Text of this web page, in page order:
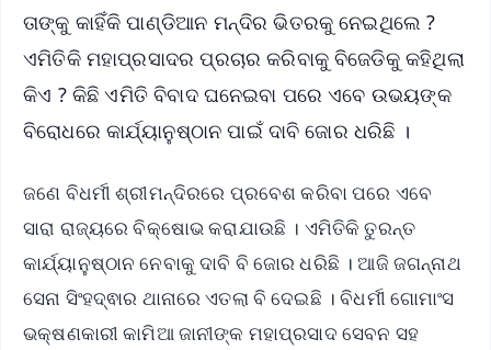
ତାଙ୍କୁ କାହିଁକି ପାଣ୍ଡିଆନ ମନ୍ଦିର ଭିତରକୁ ନେଇଥିଲେ ?
ଏମିତିକି ମହାପ୍ରସାଦର ପ୍ରଚାର କରିବାକୁ ବିଜେଡିକୁ କହିଥିଲା
କିଏ ? କିଛି ଏମିତି ବିବାଦ ଘନେଇବା ପରେ ଏବେ ଉଭୟଙ୍କ
ବିରୋଧରେ କାର୍ଯ୍ୟାନୁଷ୍ଠାନ ପାଇଁ ଦାବି ଜୋର ଧରିଛି ।
ଜଣେ ବିଧର୍ମୀ ଶ୍ରୀମନ୍ଦିରରେ ପ୍ରବେଶ କରିବା ପରେ ଏବେ
ସାରା ରାଜ୍ୟରେ ବିକ୍ଷୋଭ କରାଯାଉଛି । ଏମିତିକି ତୁରନ୍ତ
କାର୍ଯ୍ୟାନୁଷ୍ଠାନ ନେବାକୁ ଦାବି ବି ଜୋର ଧରିଛି । ଆଜି ଜଗନ୍ନାଥ
ସେନା ସିଂହଦ୍ଵାର ଥାନାରେ ଏତଲା ବି ଦେଇଛି । ବିଧର୍ମୀ ଗୋମାଂସ
ଭକ୍ଷଣକାରୀ କାମିଆ ଜାନୀଙ୍କ ମହାପ୍ରସାଦ ସେବନ ସହ